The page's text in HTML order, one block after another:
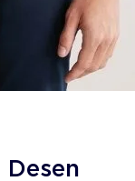
Desen